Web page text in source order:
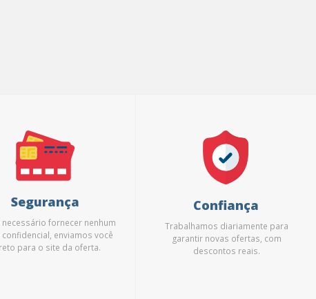
Segurança
necessário fornecer nenhum
enviamos você
para o site da oferta.
Confiança
Trabalhamos diariamente para
garantir novas ofertas, com
descontos reais.